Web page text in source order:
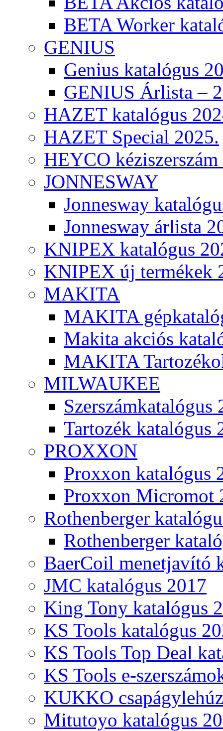
BETA Worker
GENIUS
Genius katalógus
GENIUS Árlista –
HAZET katalógus
HAZET Special 2025.
HEYCO
JONNESWAY
Jonnesway
Jonnesway árlista
KNIPEX katalógus
KNIPEX új termékek
MAKITA
MAKITA
Makita akciós
MAKITA
MILWAUKEE
Szerszámkatalógus
Tartozék katalógus
PROXXON
Proxxon katalógus
Proxxon Micromot
Rothenberger
Rothenberger
BaerCoil menetjavító
JMC katalógus 2017
King Tony katalógus
KS Tools katalógus
KS Tools Top Deal
KS Tools e-
KUKKO
Mitutoyo katalógus